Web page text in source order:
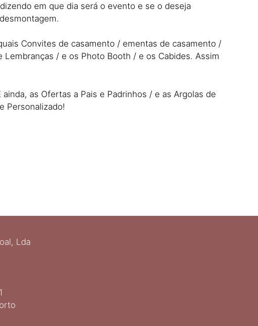
em que dia será o evento e se o deseja
Convites de casamento / ementas de casamento /
/ e os Photo Booth / e os Cabides. Assim
as Ofertas a Pais e Padrinhos / e as Argolas de
Personalizado!
Lda